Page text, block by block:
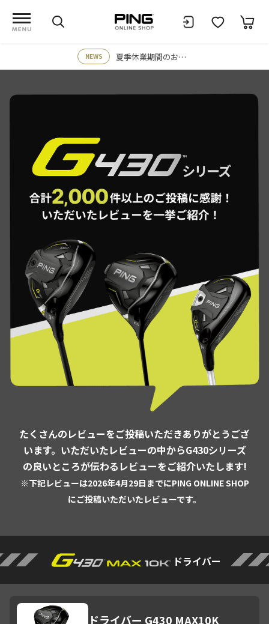
NEWS 夏季休業期間のお知らせ
たくさんのレビューをご投稿いただきありがとうござ
います。 いただいたレビューの中からG430シリーズ
の良いところが伝わるレビューをご紹介いたします!
※下記レビューは2026年4月29日までにPING ONLINE SHOP
にご投稿いただいたレビューです。
ドライバー
ドライバー G430 MAX10K